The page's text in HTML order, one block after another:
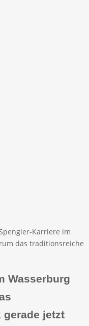
Karriere im
das traditionsreiche
Wasserburg
gerade jetzt